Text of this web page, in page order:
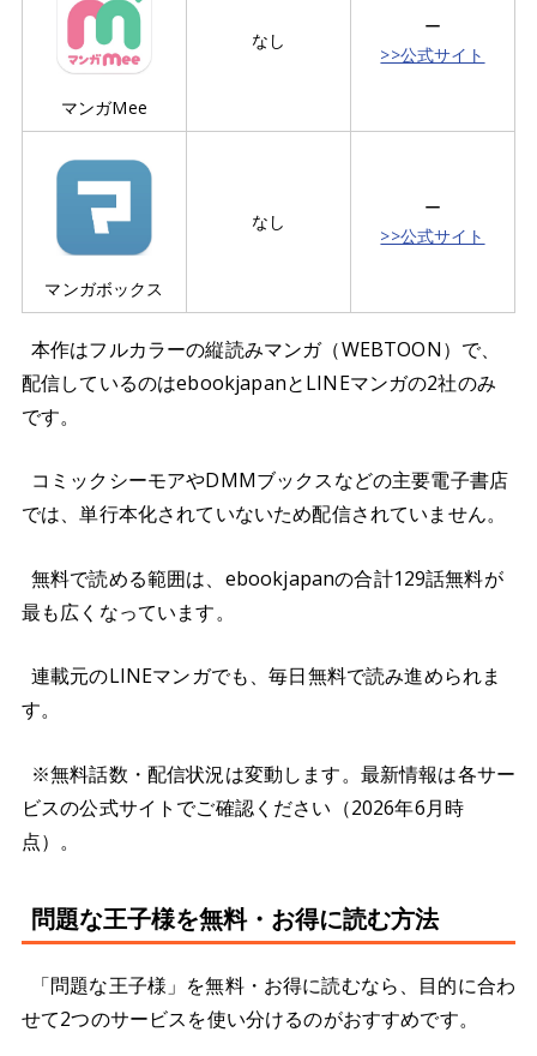
マンガMee
なし
ー
>>公式サイト
マンガボックス
なし
ー
>>公式サイト
本作はフルカラーの縦読みマンガ（WEBTOON）で、
配信しているのはebookjapanとLINEマンガの2社のみ
です。
コミックシーモアやDMMブックスなどの主要電子書店
では、単行本化されていないため配信されていません。
無料で読める範囲は、ebookjapanの合計129話無料が
最も広くなっています。
連載元のLINEマンガでも、毎日無料で読み進められま
す。
※無料話数・配信状況は変動します。最新情報は各サー
ビスの公式サイトでご確認ください（2026年6月時
点）。
問題な王子様を無料・お得に読む方法
「問題な王子様」を無料・お得に読むなら、目的に合わ
せて2つのサービスを使い分けるのがおすすめです。